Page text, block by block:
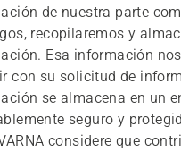
de nuestra parte
recopilaremos y
Esa información
con su solicitud de
se almacena en un
seguro y
considere que